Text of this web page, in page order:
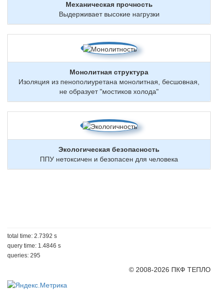
Механическая прочность
Выдерживает высокие нагрузки
Монолитная структура
Изоляция из пенополиуретана монолитная, бесшовная,
не образует "мостиков холода"
Экологическая безопасность
ППУ нетоксичен и безопасен для человека
total time: 2.7392 s
query time: 1.4846 s
queries: 295
© 2008-2026 ПКФ ТЕПЛО